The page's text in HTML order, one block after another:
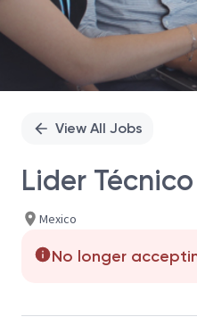
View All Jobs
Lider
Mexico
No longer